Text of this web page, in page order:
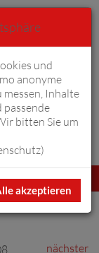
0
nächster
und
anonyme
Inhalte
bitten Sie um
)
akzeptieren